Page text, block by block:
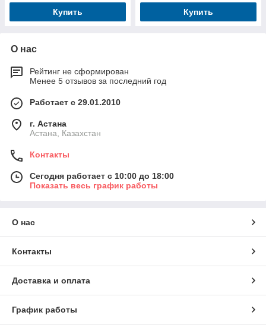
Купить Купить
О нас
Рейтинг не сформирован
Менее 5 отзывов за последний год
Работает с 29.01.2010
г. Астана
Астана, Казахстан
Контакты
Сегодня работает с 10:00 до 18:00
Показать весь график работы
О нас
Контакты
Доставка и оплата
График работы